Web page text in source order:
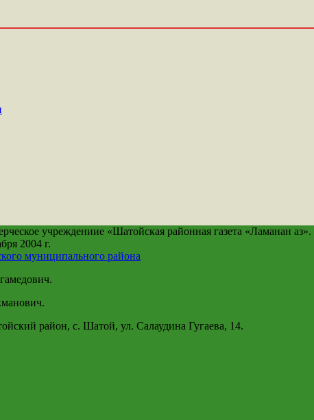
учреждениие «Шатойская районная газета «Ламанан аз».
2004 г.
муниципального района
район, с. Шатой, ул. Салаудина Гугаева, 14.